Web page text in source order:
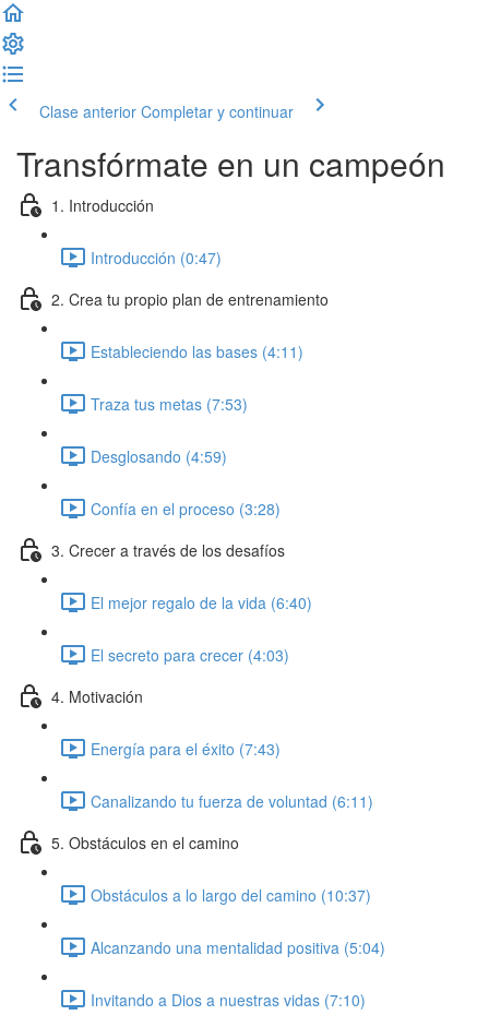
Clase anterior Completar y continuar
Transfórmate en un campeón
1. Introducción
Introducción (0:47)
2. Crea tu propio plan de entrenamiento
Estableciendo las bases (4:11)
Traza tus metas (7:53)
Desglosando (4:59)
Confía en el proceso (3:28)
3. Crecer a través de los desafíos
El mejor regalo de la vida (6:40)
El secreto para crecer (4:03)
4. Motivación
Energía para el éxito (7:43)
Canalizando tu fuerza de voluntad (6:11)
5. Obstáculos en el camino
Obstáculos a lo largo del camino (10:37)
Alcanzando una mentalidad positiva (5:04)
Invitando a Dios a nuestras vidas (7:10)